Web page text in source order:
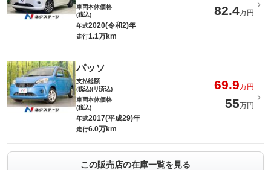
車両本体価格
(税込)
82.4万円
年式2020(令和2)年
走行1.1万km
パッソ
支払総額
(税込)(リ済込)
69.9万円
車両本体価格
(税込)
55万円
年式2017(平成29)年
走行6.0万km
この販売店の在庫一覧を見る